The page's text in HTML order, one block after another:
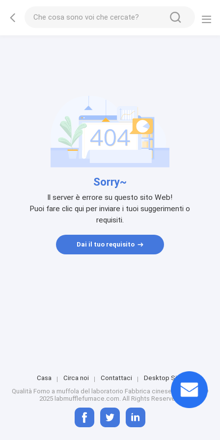
Sorry~
Il server è errore su questo sito Web!
Puoi fare clic qui per inviare i tuoi suggerimenti o
requisiti.
Dai il tuo requisito
Casa Circa noi Contattaci
Desktop Site
Qualità Forno a muffola del laboratorio Fabbrica cinese.Copyright ©
2025 labmufflefurnace.com. All Rights Reserved.